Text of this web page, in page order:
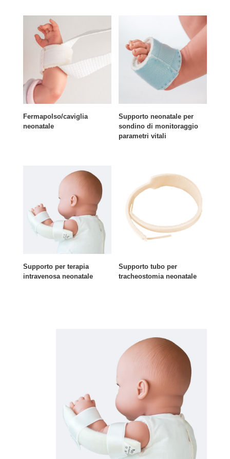
Fermapolso/caviglia
neonatale
Supporto neonatale per
sondino di monitoraggio
parametri vitali
Supporto per terapia
intravenosa neonatale
Supporto tubo per
tracheostomia neonatale